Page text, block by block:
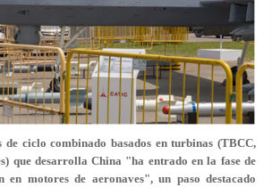
de ciclo combinado basados en turbinas (TBCC,
que desarrolla China "ha entrado en la fase de
en motores de aeronaves", un paso destacado